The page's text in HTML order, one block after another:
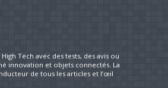
Tech avec des tests, des avis ou
innovation et objets connectés. La
de tous les articles et l’œil